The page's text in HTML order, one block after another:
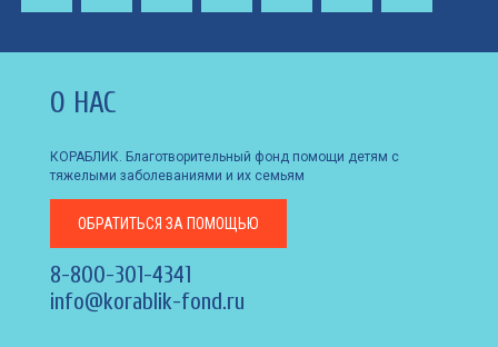
О НАС
КОРАБЛИК. Благотворительный фонд помощи детям с
тяжелыми заболеваниями и их семьям
ОБРАТИТЬСЯ ЗА ПОМОЩЬЮ
8-800-301-4341
info@korablik-fond.ru